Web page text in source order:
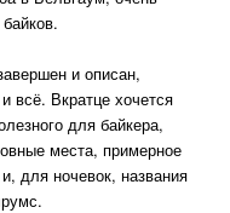
и описан,
всё. Вкратце хочется
для байкера,
места, примерное
для ночевок, названия